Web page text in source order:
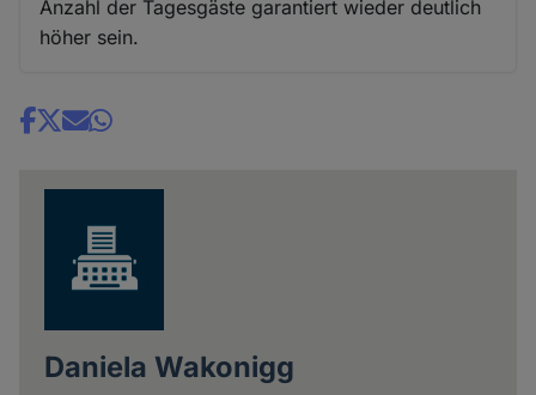
Anzahl der Tagesgäste garantiert wieder deutlich
höher sein.
Share
Daniela Wakonigg